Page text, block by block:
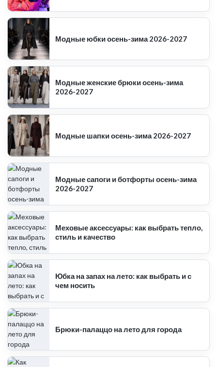
Модные юбки осень-зима 2026-2027
Модные женские брюки осень-зима
2026-2027
Модные шапки осень-зима 2026-2027
Модные сапоги и ботфорты осень-зима
2026-2027
Меховые аксессуары: как выбрать тепло,
стиль и качество
Юбка на запах на лето: как выбрать и с
чем носить
Брюки-палаццо на лето для города